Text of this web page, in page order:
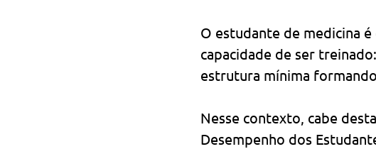
O estudante de medicina
capacidade de ser
estrutura mínima
Nesse contexto, cabe
Desempenho dos